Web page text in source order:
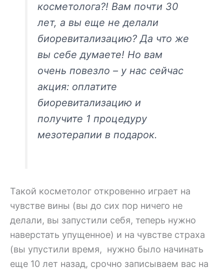
косметолога?! Вам почти 30
лет, а вы еще не делали
биоревитализацию? Да что же
вы себе думаете! Но вам
очень повезло – у нас сейчас
акция: оплатите
биоревитализацию и
получите 1 процедуру
мезотерапии в подарок.
Такой косметолог откровенно играет на
чувстве вины (вы до сих пор ничего не
делали, вы запустили себя, теперь нужно
наверстать упущенное) и на чувстве страха
(вы упустили время, нужно было начинать
еще 10 лет назад, срочно записываем ваc на